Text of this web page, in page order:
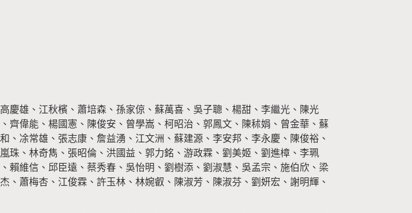
慶雄、江秋檳、蕭培森、孫家倞、蘇萬喜、吳子聰、楊甜、李繼光、陳光
偉能、楊國憲、陳俊安、曾學嵩、柯昭治、郭鳳文、陳秫娟、曾金華、蘇
凃常雄、張志康、詹益湧、江文洲、蘇建源、李安邦、李永慶、陳俊裕、
、林奇雋、張昭倫、洪國益、郭力銘、游政霖、劉美姬、劉進樟、李珮
維信、邱臣遠、蔡秀春、吳怡明、劉樹添、劉淑慧、吳孟宗、施伯欣、梁
蕭梅杏、江俊霖、許玉林、林婉叡、陳淑芳、陳淑芬、劉妍宏、謝明輝、